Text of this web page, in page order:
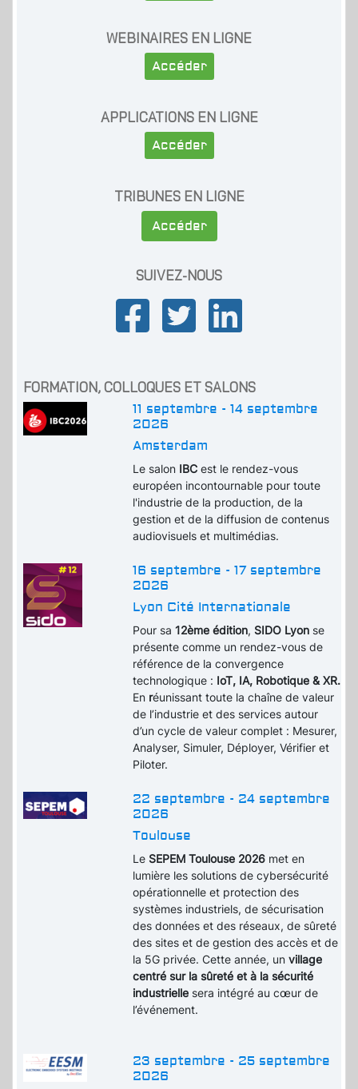
WEBINAIRES EN LIGNE
Accéder
APPLICATIONS EN LIGNE
Accéder
TRIBUNES EN LIGNE
Accéder
SUIVEZ-NOUS
FORMATION, COLLOQUES ET SALONS
11 septembre - 14 septembre
2026
Amsterdam
Le salon IBCest le rendez-vous
européen incontournable pour toute
l'industrie de la production, de la
gestion et de la diffusion de contenus
audiovisuels et multimédias.
16 septembre - 17 septembre
2026
Lyon Cité Internationale
Pour sa12ème édition, SIDO Lyon se
présente comme un rendez-vous de
référence de la convergence
technologique : IoT, IA, Robotique & XR.
En réunissant toute la chaîne de valeur
de l’industrie et des services autour
d’un cycle de valeur complet : Mesurer,
Analyser, Simuler, Déployer, Vérifier et
Piloter.
22 septembre - 24 septembre
2026
Toulouse
Le SEPEM Toulouse 2026 met en
lumière les solutions de cybersécurité
opérationnelle et protection des
systèmes industriels, de sécurisation
des données et des réseaux, de sûreté
des sites et de gestion des accès et de
la 5G privée. Cette année, unvillage
centré sur la sûreté et à la sécurité
industrielle sera intégré au cœur de
l’événement.
23 septembre - 25 septembre
2026